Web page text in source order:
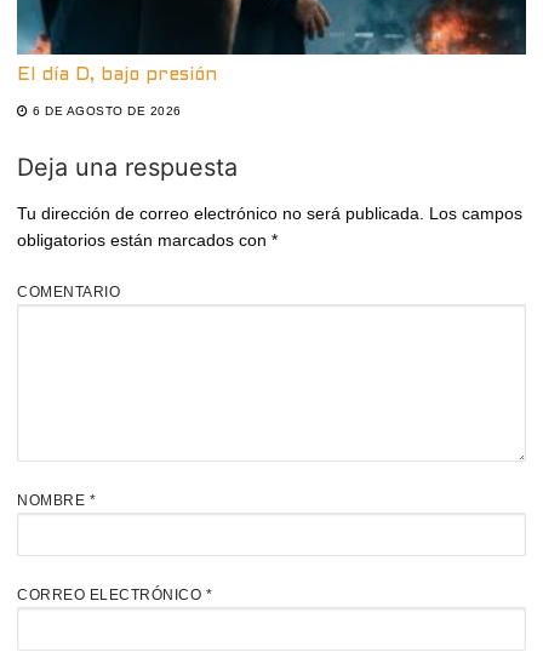
El día D, bajo presión
6 DE AGOSTO DE 2026
Deja una respuesta
Tu dirección de correo electrónico no será publicada.
Los campos
obligatorios están marcados con *
COMENTARIO
NOMBRE *
CORREO ELECTRÓNICO *